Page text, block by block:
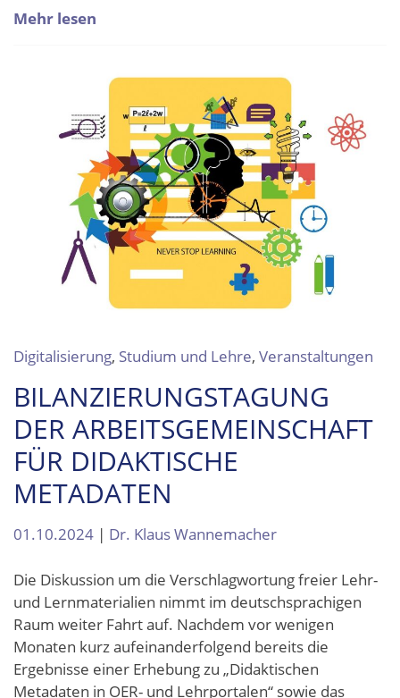
Mehr lesen
Digitalisierung, Studium und Lehre, Veranstaltungen
BILANZIERUNGSTAGUNG
DER ARBEITSGEMEINSCHAFT
FÜR DIDAKTISCHE
METADATEN
01.10.2024 | Dr. Klaus Wannemacher
Die Diskussion um die Verschlagwortung freier Lehr-
und Lernmaterialien nimmt im deutschspra­chigen
Raum weiter Fahrt auf. Nachdem vor wenigen
Monaten kurz aufeinanderfolgend bereits die
Ergebnisse einer Erhebung zu „Didaktischen
Metadaten in OER- und Lehrportalen“ sowie das